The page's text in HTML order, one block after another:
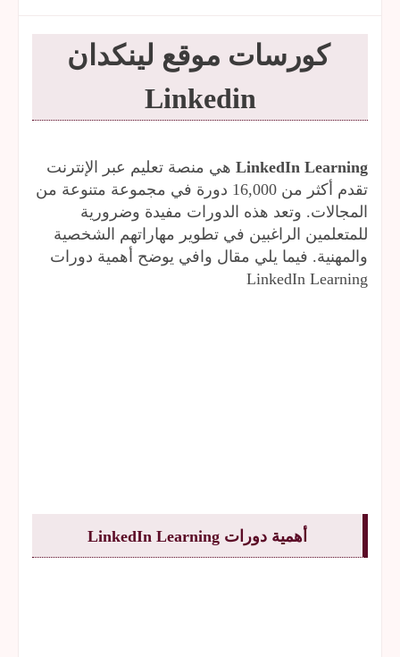
كورسات موقع لينكدان
Linkedin
LinkedIn Learning هي منصة تعليم عبر الإنترنت
تقدم أكثر من 16,000 دورة في مجموعة متنوعة من
المجالات. وتعد هذه الدورات مفيدة وضرورية
للمتعلمين الراغبين في تطوير مهاراتهم الشخصية
والمهنية. فيما يلي مقال وافي يوضح أهمية دورات
LinkedIn Learning
أهمية دورات LinkedIn Learning